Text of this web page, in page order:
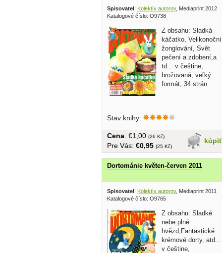
Spisovatel : Kolektív autorov, Mediaprint 2012
Katalogové číslo: O9738
Z obsahu: Sladká
káčatko, Velikonoční
žonglování, Svět
pečení a zdobení,a
td... v češtine,
brožovaná, veľký
formát, 34 strán
Stav knihy:
kúpiť
Cena: €1,00 (26 Kč)
Pre Vás: €0,95 (25 Kč)
Dortománie květen-červen 2011
Spisovatel: Kolektív autorov, Mediaprint 2011
Katalogové číslo: O9765
Z obsahu: Sladké
nebe plné
hvězd,Fantastické
krémové dorty, atd...
v češtine,